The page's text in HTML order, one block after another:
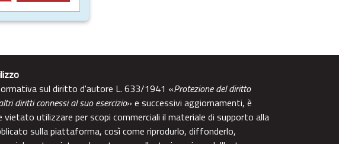
sul diritto d'autore L. 633/1941 «Protezione del diritto
diritti connessi al suo esercizio» e successivi aggiornamenti, è
vietato utilizzare per scopi commerciali il materiale di supporto alla
sulla piattaforma, così come riprodurlo, diffonderlo,